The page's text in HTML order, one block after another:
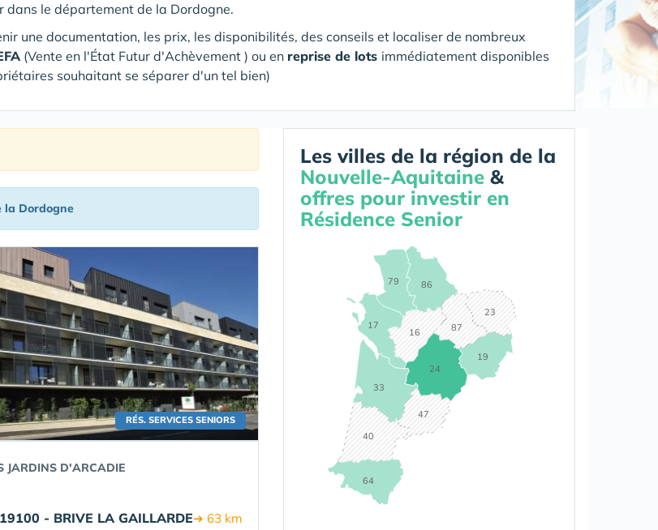
dans le département de la Dordogne.
une documentation, les prix, les disponibilités, des conseils et localiser de nombreux
(Vente en l'État Futur d'Achèvement ) ou en reprise de lots immédiatement disponibles
souhaitant se séparer d'un tel bien)
la Dordogne
RÉS. SERVICES SENIORS
JARDINS D'ARCADIE
19100 - BRIVE LA GAILLARDE➔ 63 km
Les villes de la région de la
Nouvelle-Aquitaine &
offres pour investir en
Résidence Senior
16
17
19
23
24
33
40
47
64
79 86
87